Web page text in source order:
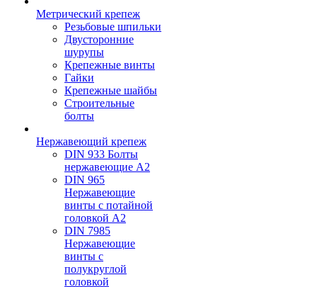
Метрический крепеж
Резьбовые шпильки
Двусторонние
шурупы
Крепежные винты
Гайки
Крепежные шайбы
Строительные
болты
Нержавеющий крепеж
DIN 933 Болты
нержавеющие А2
DIN 965
Нержавеющие
винты с потайной
головкой А2
DIN 7985
Нержавеющие
винты с
полукруглой
головкой